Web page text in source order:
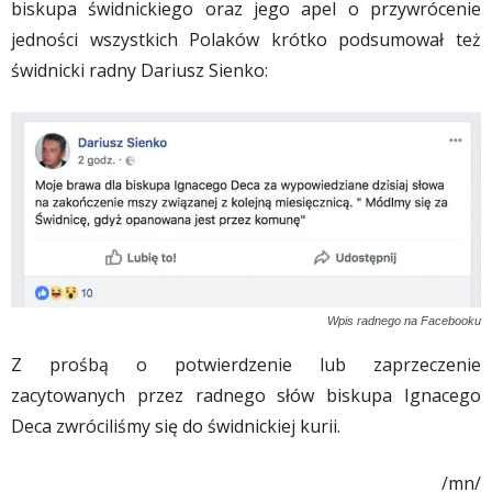
biskupa świdnickiego oraz jego apel o przywrócenie
jedności wszystkich Polaków krótko podsumował też
świdnicki radny Dariusz Sienko:
Wpis radnego na Facebooku
Z prośbą o potwierdzenie lub zaprzeczenie
zacytowanych przez radnego słów biskupa Ignacego
Deca zwróciliśmy się do świdnickiej kurii.
/mn/